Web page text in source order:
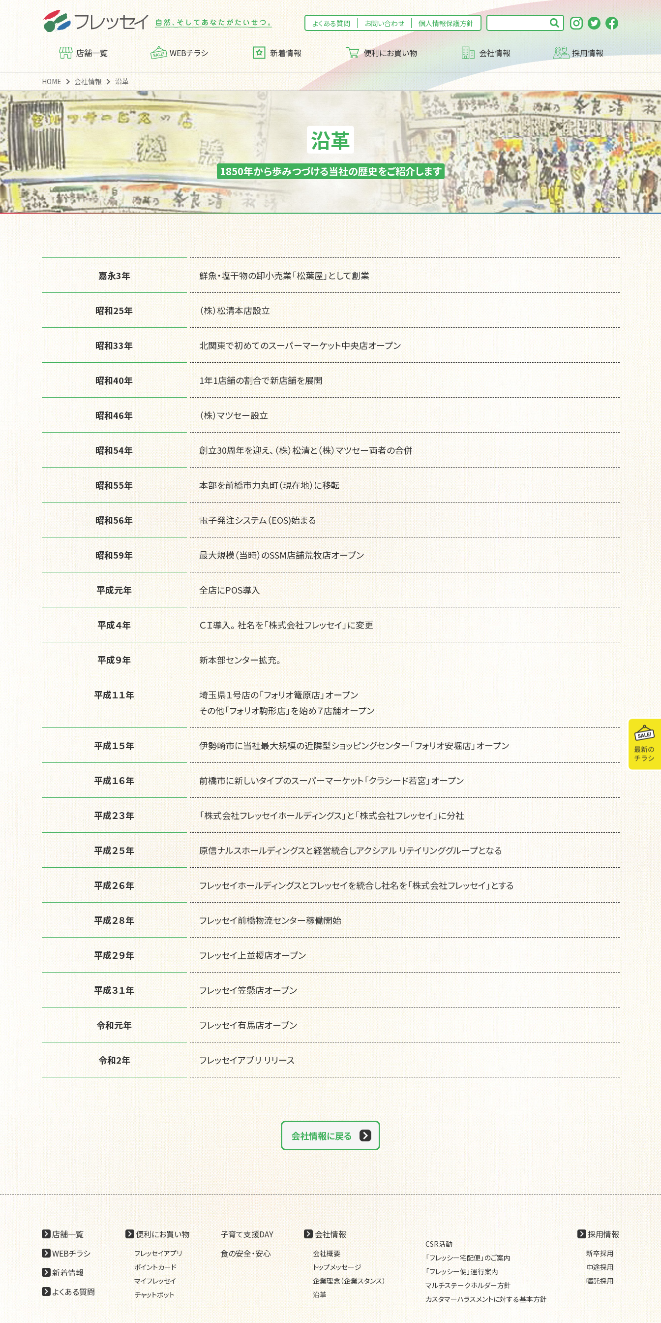
よくある質問 お問い合わせ 個人情報保護方針
店舗一覧 WEBチラシ 新着情報 便利にお買い物
フレッセイアプリ マイフレッセイ 子育て支援DAY
会社情報
会社概要 企業理念（企業スタンス） 沿革
「フレッシー便」運行案内 「フレッシー宅配便」のご案内 CSR活動 マルチステークホルダー方針
カスタマーハラスメントに
対する基本方針
採用情報
HOME 会社情報 沿革
沿革
1850年から歩みつづける当社の歴史をご紹介します
嘉永3年 鮮魚・塩干物の卸小売業「松葉屋」として創業
昭和25年 （株）松清本店設立
昭和33年 北関東で初めてのスーパーマーケット中央店オープン
昭和40年 1年1店舗の割合で新店舗を展開
昭和46年 （株）マツセー設立
昭和54年 創立30周年を迎え、（株）松清と（株）マツセー両者の合併
昭和55年 本部を前橋市力丸町（現在地）に移転
昭和56年 電子発注システム（EOS)始まる
昭和59年 最大規模（当時）のSSM店舗荒牧店オープン
平成元年 全店にPOS導入
平成４年 ＣＩ導入。社名を「株式会社フレッセイ」に変更
平成９年 新本部センター拡充。
平成１１年
埼玉県１号店の「フォリオ篭原店」オープン
その他「フォリオ駒形店」を始め７店舗オープン
平成１５年 伊勢崎市に当社最大規模の近隣型ショッピングセンター「フォリオ安堀店」オープン
平成１６年 前橋市に新しいタイプのスーパーマーケット「クラシード若宮」オープン
平成２３年 「株式会社フレッセイホールディングス」と「株式会社フレッセイ」に分社
平成２５年 原信ナルスホールディングスと経営統合しアクシアル リテイリンググループとなる
平成２６年 フレッセイホールディングスとフレッセイを統合し社名を「株式会社フレッセイ」とする
平成２８年 フレッセイ前橋物流センター稼働開始
平成２９年 フレッセイ上並榎店オープン
平成３１年 フレッセイ笠懸店オープン
令和元年 フレッセイ有馬店オープン
令和2年 フレッセイアプリ リリース
会社情報に戻る
店舗一覧
WEBチラシ
新着情報
よくある質問
便利にお買い物
フレッセイアプリ
ポイントカード
マイフレッセイ
チャットボット
子育て支援DAY
食の安全・安心
会社情報
会社概要
トップメッセージ
企業理念（企業スタンス）
沿革
CSR活動
「フレッシー宅配便」のご案内
「フレッシー便」運行案内
マルチステークホルダー方針
カスタマーハラスメントに対する基本方針
採用情報
新卒採用
中途採用
嘱託採用